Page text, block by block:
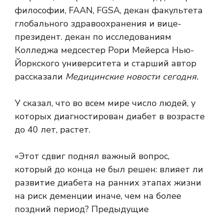
философии, FAAN, FGSA, декан факультета
глобального здравоохранения и вице-
президент. декан по исследованиям
Колледжа медсестер Рори Мейерса Нью-
Йоркского университета и старший автор
рассказали Медицинские новости сегодня.
У сказал, что во всем мире число людей, у
которых диагностирован диабет в возрасте
до 40 лет, растет.
«Этот сдвиг поднял важный вопрос,
который до конца не был решен: влияет ли
развитие диабета на ранних этапах жизни
на риск деменции иначе, чем на более
поздний период? Предыдущие